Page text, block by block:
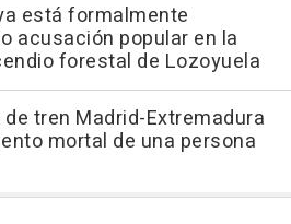
está formalmente
acusación popular en la
forestal de Lozoyuela
tren Madrid-Extremadura
mortal de una persona